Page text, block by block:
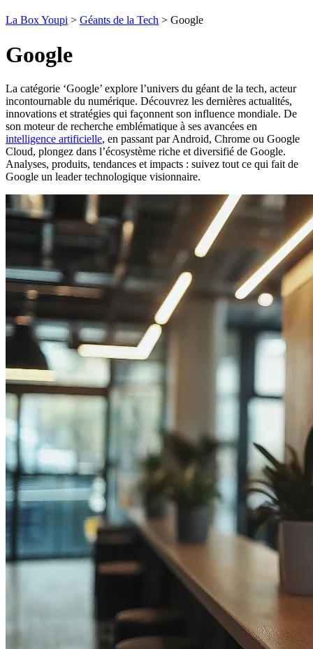
La Box Youpi > Géants de la Tech > Google
Google
La catégorie ‘Google’ explore l’univers du géant de la tech, acteur
incontournable du numérique. Découvrez les dernières actualités,
innovations et stratégies qui façonnent son influence mondiale. De
son moteur de recherche emblématique à ses avancées en
intelligence artificielle, en passant par Android, Chrome ou Google
Cloud, plongez dans l’écosystème riche et diversifié de Google.
Analyses, produits, tendances et impacts : suivez tout ce qui fait de
Google un leader technologique visionnaire.